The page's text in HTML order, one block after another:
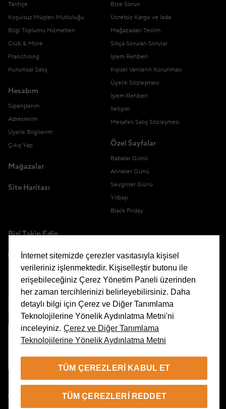
Tarihçe
Koşulsuz Müşteri Mutluluğu
Bilgi Toplumu Hizmetleri
Club & More
Franchising
Kurumsal Satış
Hesabım
Siparişlerim
Adreslerim
Üyelik Bilgilerim
Çıkış Yap
Mağazalar
Site Haritası
Bize Sorun
Ücretsiz Kargo ve İade
Mağazadan Teslim
Sıkça Sorulan Sorular
İşlem Rehberi
Kişisel Verilerin Korunması
Üyelik Sözleşmesi
İşlem Rehberi
İletişim
Mesafeli Satış Sözleşmesi
Özel Sayfalar
Babalar Günü
Anneler Günü
Sevgililer Günü
Yılbaşı
Black Friday
Bizi Takip Edin
Uygulamamızı İndirin
İnternet sitemizde çerezler vasıtasıyla kişisel
verileriniz işlenmektedir. Kişiselleştir butonu ile
erişebileceğiniz Çerez Yönetim Paneli üzerinden
her zaman tercihlerinizi belirleyebilirsiniz. Daha
detaylı bilgi için Çerez ve Diğer Tanımlama
Teknolojilerine Yönelik Aydınlatma Metni'ni
inceleyiniz. Çerez ve Diğer Tanımlama
Teknolojilerine Yönelik Aydınlatma Metni
TÜM ÇEREZLERI KABUL ET
TÜM ÇEREZLERI REDDET